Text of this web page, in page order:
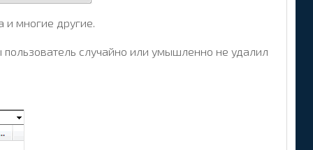
многие другие.
случайно или умышленно не удалил